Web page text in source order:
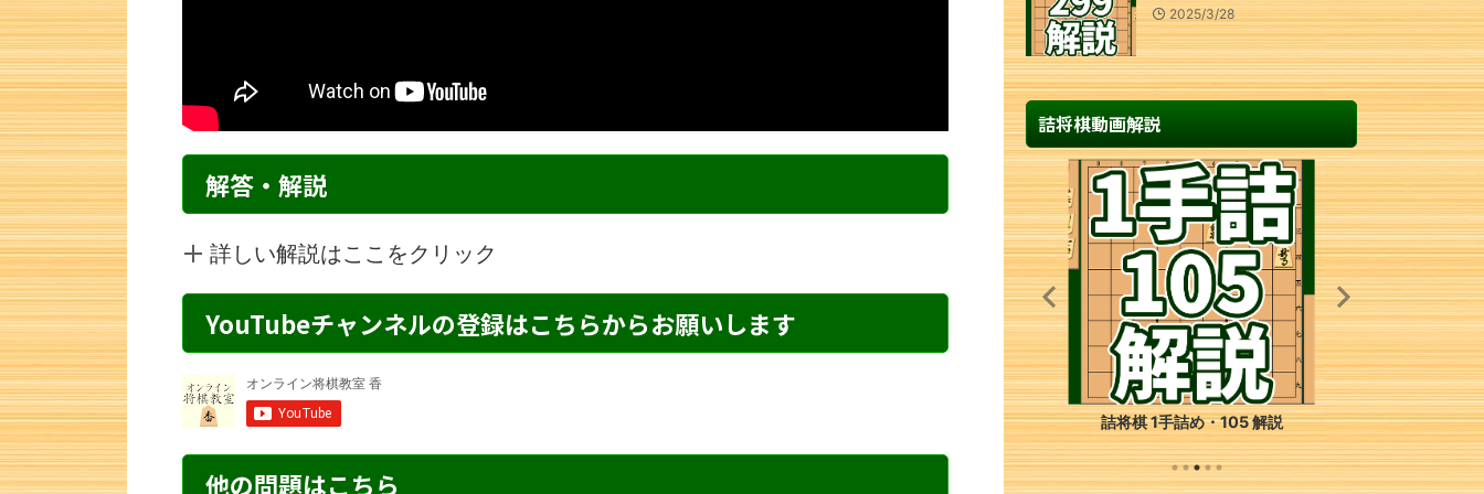
解答・解説
詳しい解説はここをクリック
YouTubeチャンネルの登録はこちらからお願いします
他の問題はこちら
2025/3/28
詰将棋動画解説
詰将棋 3手詰め・245 解説 詰将棋 1手詰め・105 解説 詰将